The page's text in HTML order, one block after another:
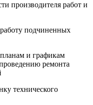
производителя работ и
подчиненных
и графикам
ремонта
технического